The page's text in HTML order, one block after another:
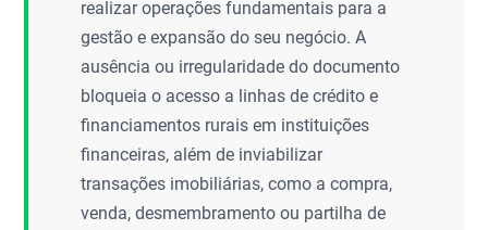
realizar operações fundamentais para a
gestão e expansão do seu negócio. A
ausência ou irregularidade do documento
bloqueia o acesso a linhas de crédito e
financiamentos rurais em instituições
financeiras, além de inviabilizar
transações imobiliárias, como a compra,
venda, desmembramento ou partilha de